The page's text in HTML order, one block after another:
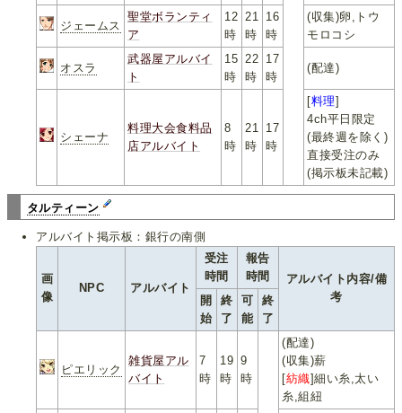
ジェームス
聖堂ボランティ
ア
12
時
21
時
16
時
(収集)卵,トウ
モロコシ
オスラ
武器屋アルバイ
ト
15
時
22
時
17
時
(配達)
シェーナ
料理大会食料品
店アルバイト
8
時
21
時
17
時
[料理]
4ch平日限定
(最終週を除く)
直接受注のみ
(掲示板未記載)
タルティーン
アルバイト掲示板：銀行の南側
画
像
NPC アルバイト
受注
時間
報告
時間
アルバイト内容/備
考
開
始
終
了
可
能
終
了
ピエリック
雑貨屋アル
バイト
7
時
19
時
9
時
(配達)
(収集)薪
[紡織]細い糸,太い
糸,組紐